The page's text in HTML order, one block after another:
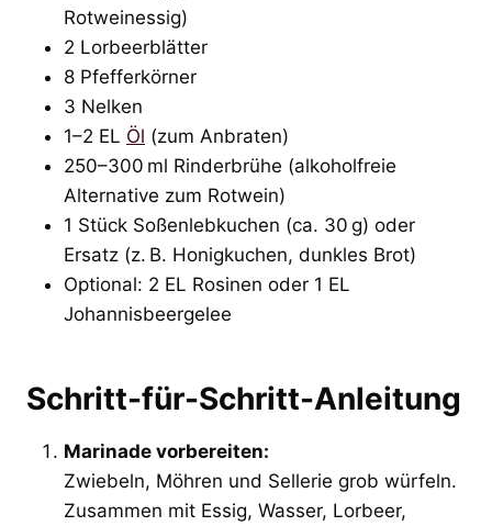
Rotweinessig)
2 Lorbeerblätter
8 Pfefferkörner
3 Nelken
1–2 EL Öl (zum Anbraten)
250–300 ml Rinderbrühe (alkoholfreie
Alternative zum Rotwein)
1 Stück Soßenlebkuchen (ca. 30 g) oder
Ersatz (z. B. Honigkuchen, dunkles Brot)
Optional: 2 EL Rosinen oder 1 EL
Johannisbeergelee
Schritt-für-Schritt-Anleitung
Marinade vorbereiten:
Zwiebeln, Möhren und Sellerie grob würfeln.
Zusammen mit Essig, Wasser, Lorbeer,